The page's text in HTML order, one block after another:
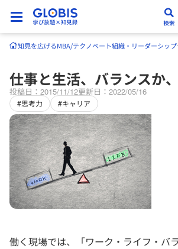
知見を広げるMBA/テクノベート組織・リーダーシップ
仕事と生活、バランスか
投稿日：2015/11/12更新日：2022/05/16
#思考力 #キャリア
働く現場では、「ワーク・ライフ・バ